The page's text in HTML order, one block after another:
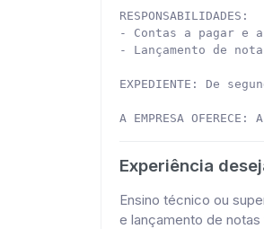
RESPONSABILIDADES:
- Contas a pagar e
- Lançamento de
EXPEDIENTE: De
A EMPRESA
Experiência
Ensino técnico ou
e lançamento de